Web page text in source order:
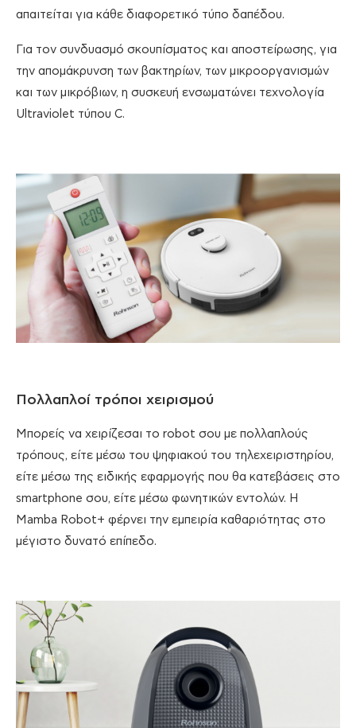
απαιτείται για κάθε διαφορετικό τύπο δαπέδου.
Για τον συνδυασμό σκουπίσματος και αποστείρωσης, για
την απομάκρυνση των βακτηρίων, των μικροοργανισμών
και των μικρόβιων, η συσκευή ενσωματώνει τεχνολογία
Ultraviolet τύπου C.
Πολλαπλοί τρόποι χειρισμού
Μπορείς να χειρίζεσαι το robot σου με πολλαπλούς
τρόπους, είτε μέσω του ψηφιακού του τηλεχειριστηρίου,
είτε μέσω της ειδικής εφαρμογής που θα κατεβάσεις στο
smartphone σου, είτε μέσω φωνητικών εντολών. Η
Mamba Robot+ φέρνει την εμπειρία καθαριότητας στο
μέγιστο δυνατό επίπεδο.